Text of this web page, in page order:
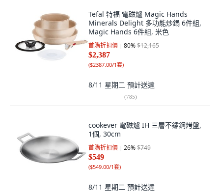
Tefal 特福 電磁爐 Magic Hands
Minerals Delight 多功能炒鍋 6件組,
Magic Hands 6件組, 米色
首購折扣價 80%$12,165
$2,387
($2387.00/1套)
8/11 星期二 預計送達
(785)
cookever 電磁爐 IH 三層不鏽鋼烤盤,
1個, 30cm
首購折扣價 26%$749
$549
($549.00/1套)
8/11 星期二 預計送達